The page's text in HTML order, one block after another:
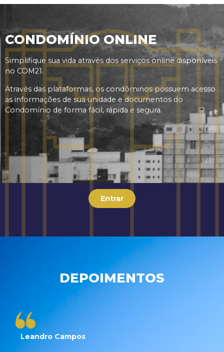
CONDOMÍNIO ONLINE
Simplifique sua vida através dos serviços online disponíveis
no COM21.
Através das plataformas, os condôminos possuem acesso
as informações de sua unidade e documentos do
Condomínio de forma fácil, rápida e segura.
Entrar
DEPOIMENTOS
Leandro Campos